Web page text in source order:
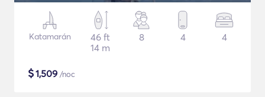
Katamarán
46 ft
14 m
8 4 4
$1,509 /noc